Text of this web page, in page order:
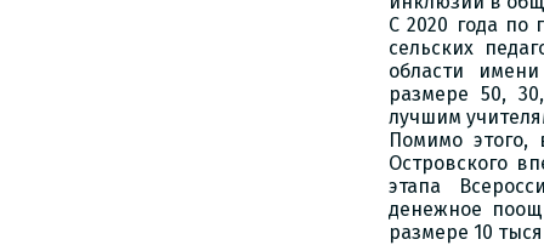
С 2020 года по
сельских
области
размере 50,
лучшим
Помимо этого,
Островского
этапа
денежное
размере 10